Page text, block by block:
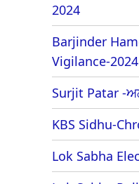
2024
Barjinder
Vigilance-2024
Surjit Patar -
KBS Sidhu-
Lok Sabha